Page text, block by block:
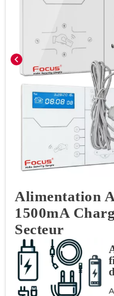
chevron_left
Alimentation
1500mA
Secteur